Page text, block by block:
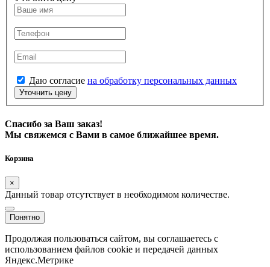
Даю согласие на обработку персональных данных
Уточнить цену
Спасибо за Ваш заказ!
Мы свяжемся с Вами в самое ближайшее время.
Корзина
×
Данный товар отсутствует в необходимом количестве.
Понятно
Продолжая пользоваться сайтом, вы соглашаетесь с
использованием файлов cookie и передачей данных
Яндекс.Метрике